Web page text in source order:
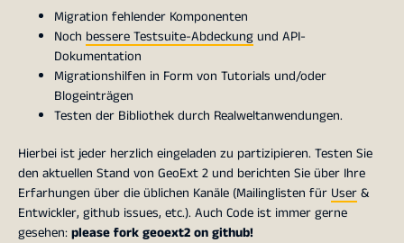
Migration fehlender Komponenten
Noch bessere Testsuite-Abdeckungund API-
Dokumentation
Migrationshilfen in Form von Tutorials und/oder
Blogeinträgen
Testen der Bibliothek durch Realweltanwendungen.
Hierbei ist jeder herzlich eingeladen zu partizipieren. Testen Sie
den aktuellen Stand von GeoExt 2 und berichten Sie über Ihre
Erfarhungen über die üblichen Kanäle (Mailinglisten für User&
Entwickler, github issues, etc.). Auch Code ist immer gerne
gesehen:please fork geoext2 on github!